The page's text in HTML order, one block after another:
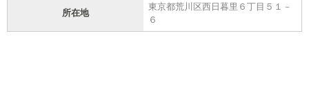
所在地
東京都荒川区西日暮里６丁目５１－
６